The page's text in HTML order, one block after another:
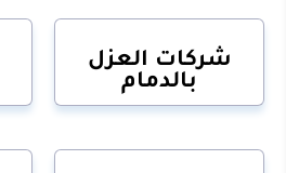
شركات العزل
بالدمام